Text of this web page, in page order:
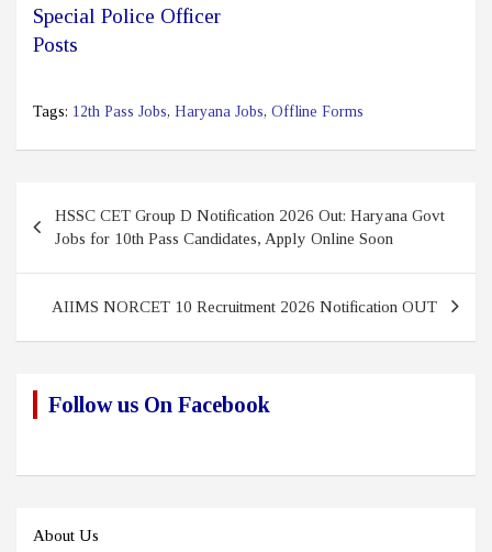
Special Police Officer
Posts
Tags: 12th Pass Jobs, Haryana Jobs, Offline Forms
navigation
HSSC CET Group D Notification 2026 Out: Haryana Govt
Jobs for 10th Pass Candidates, Apply Online Soon
AIIMS NORCET 10 Recruitment 2026 Notification OUT
Follow us On Facebook
About Us